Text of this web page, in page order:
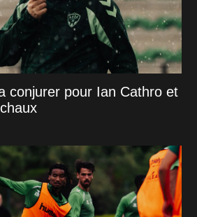
conjurer pour Ian Cathro et